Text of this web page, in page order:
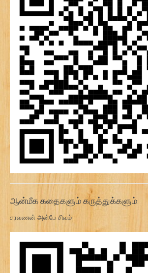
ஆன்மீக கதைகளும் கருத்துக்களும்:
சரவணன் அன்பே சிவம்